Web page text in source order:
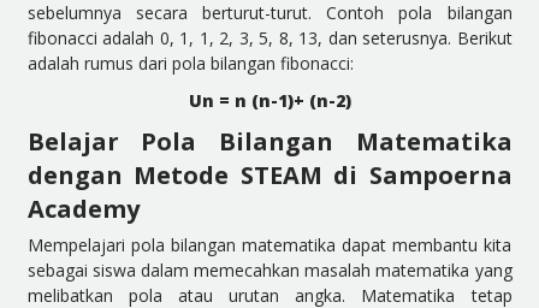
sebelumnya secara berturut-turut. Contoh pola bilangan
fibonacci adalah 0, 1, 1, 2, 3, 5, 8, 13, dan seterusnya. Berikut
adalah rumus dari pola bilangan fibonacci:
Un = n (n-1)+ (n-2)
Belajar Pola Bilangan Matematika
dengan Metode STEAM di Sampoerna
Academy
Mempelajari pola bilangan matematika dapat membantu kita
sebagai siswa dalam memecahkan masalah matematika yang
melibatkan pola atau urutan angka. Matematika tetap